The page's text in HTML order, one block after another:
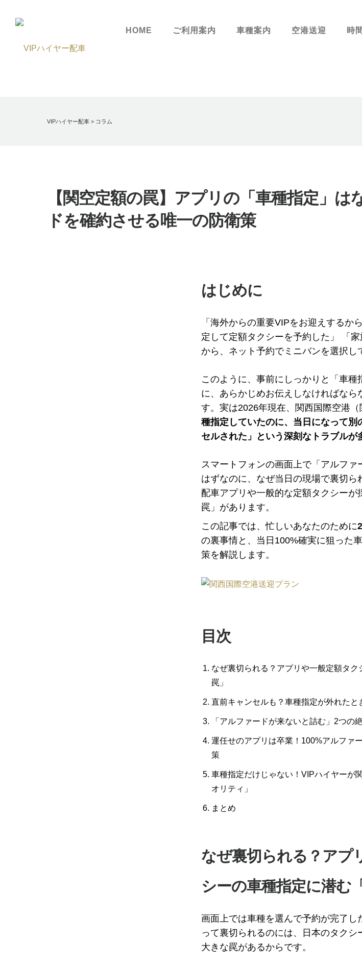
HOME ご利用案内 車種案内 空港送迎 時
VIPハイヤー配車 > コラム
【関空定額の罠】アプリの「車種指定」
ドを確約させる唯一の防衛策
はじめに
「海外からの重要VIPをお迎えするか
定して定額タクシーを予約した」 「
から、ネット予約でミニバンを選択し
このように、事前にしっかりと「車
に、あらかじめお伝えしなければなら
す。実は2026年現在、関西国際空港（
種指定していたのに、当日になって別
セルされた」という深刻なトラブルが
スマートフォンの画面上で「アルファ
はずなのに、なぜ当日の現場で裏切ら
配車アプリや一般的な定額タクシー
罠」があります。
この記事では、忙しいあなたのために
の裏事情と、当日100%確実に狙った
策を解説します。
目次
なぜ裏切られる？アプリや一般定額タ
罠」
直前キャンセルも？車種指定が外れたと
「アルファードが来ないと詰む」2つの
運任せのアプリは卒業！100%アルファ
策
車種指定だけじゃない！VIPハイヤーが
オリティ」
まとめ
なぜ裏切られる？アプ
シーの車種指定に潜む
画面上では車種を選んで予約が完了し
って裏切られるのには、日本のタク
大きな罠があるからです。